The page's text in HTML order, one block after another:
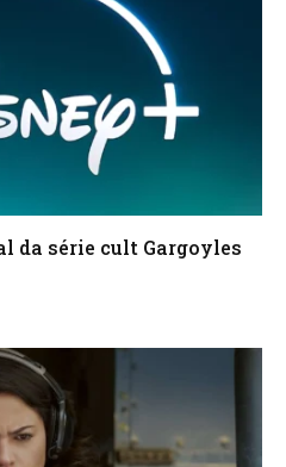
da série cult Gargoyles